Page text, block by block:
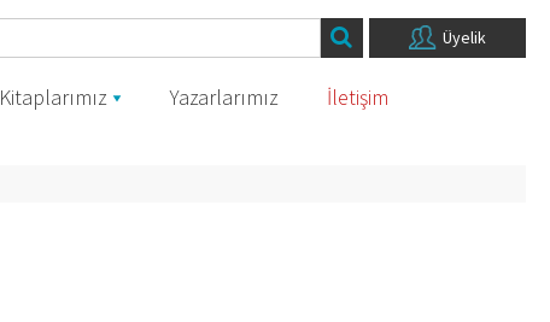
Üyelik
Kitaplarımız Yazarlarımız
İletişim